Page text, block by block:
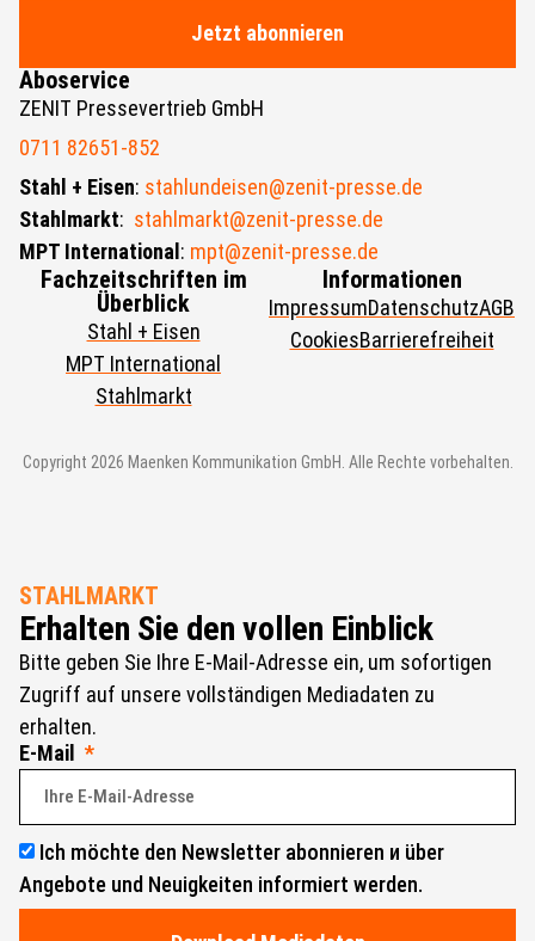
Jetzt abonnieren
Aboservice
ZENIT Pressevertrieb GmbH
0711 82651-852
Stahl + Eisen: stahlundeisen@zenit-presse.de
Stahlmarkt: stahlmarkt@zenit-presse.de
MPT International: mpt@zenit-presse.de
Fachzeitschriften im
Überblick
Stahl + Eisen
MPT International
Stahlmarkt
Informationen
ImpressumDatenschutzAGB
CookiesBarrierefreiheit
Copyright 2026 Maenken Kommunikation GmbH. Alle Rechte vorbehalten.
STAHLMARKT
Erhalten Sie den vollen Einblick
Bitte geben Sie Ihre E-Mail-Adresse ein, um sofortigen
Zugriff auf unsere vollständigen Mediadaten zu
erhalten.
E-Mail
Ich möchte den Newsletter abonnieren и über
Angebote und Neuigkeiten informiert werden.